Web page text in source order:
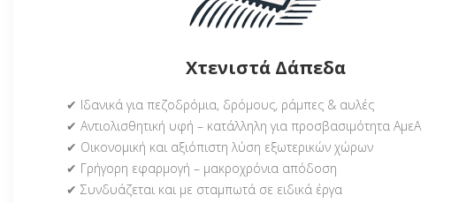
Χτενιστά Δάπεδα
✔ Ιδανικά για πεζοδρόμια, δρόμους, ράμπες & αυλές
✔ Αντιολισθητική υφή – κατάλληλη για προσβασιμότητα ΑμεΑ
✔ Οικονομική και αξιόπιστη λύση εξωτερικών χώρων
✔ Γρήγορη εφαρμογή – μακροχρόνια απόδοση
✔ Συνδυάζεται και με σταμπωτά σε ειδικά έργα